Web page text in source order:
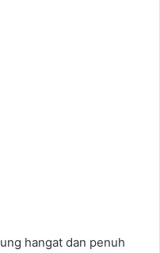
hangat dan penuh